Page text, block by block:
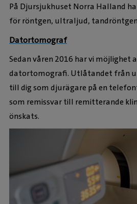
På Djursjukhuset Norra Halland
för röntgen, ultraljud,
Datortomograf
Sedan våren 2016 har vi möjlighet
datortomografi. Utlåtandet från
till dig som djurägare på en
som remissvar till remitterande
önskats.